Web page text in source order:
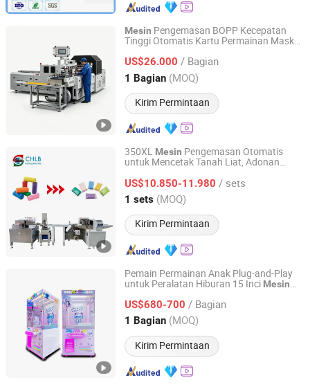
Mesin Pengemasan BOPP Kecepatan
Tinggi Otomatis Kartu Permainan Masker
US$26.000 / Bagian
1 Bagian (MOQ)
Kirim Permintaan
Wenzhou Bowei Import & Export Co., Ltd.
Zhejiang, China Harga mulai 2013
350XL Mesin Pengemasan Otomatis
untuk Mencetak Tanah Liat, Adonan
US$10.850-11.980 / sets
1 sets (MOQ)
Kirim Permintaan
Foshan Chuanglibao Packaging Machinery Co., Ltd.
Guangdong, China Harga mulai 2006
Pemain Permainan Anak Plug-and-Play
untuk Peralatan Hiburan 15 Inci Mesin
US$680-700 / Bagian
1 Bagian (MOQ)
Kirim Permintaan
Guangzhou Zhuoman Animation Technology Co., Ltd.
Guangdong, China Harga mulai 2025